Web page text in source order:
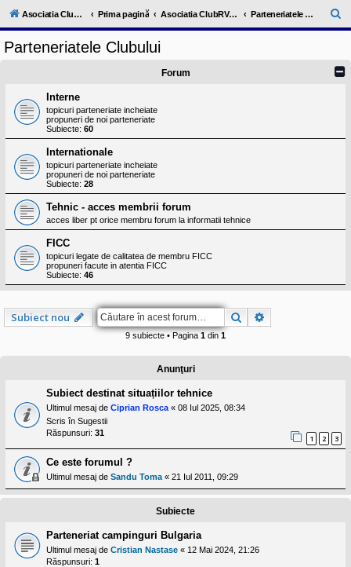
l
u
V
-
u
n
i
t
e
a
o
s
e
s
o
r
i
o
d
e
l
a
u
u
l
o
d
i
n
Asociatia ClubRV-RO Prima pagină Asociatia ClubRV-RO Parteneriatele Clubului
ă
t
Parteneriatele Clubului
Forum
Interne
topicuri parteneriate incheiate
propuneri de noi parteneriate
Subiecte: 60
Internationale
topicuri parteneriate incheiate
propuneri de noi parteneriate
Subiecte: 28
Tehnic - acces membrii forum
acces liber pt orice membru forum la informatii tehnice
FICC
topicuri legate de calitatea de membru FICC
propuneri facute in atentia FICC
Subiecte: 46
Subiect nou Căutare
9 subiecte • Pagina 1 din 1
Anunţuri
Subiect destinat situațiilor tehnice
Ultimul mesaj de Ciprian Rosca « 08 Iul 2025, 08:34
Scris în Sugestii
Răspunsuri: 31
1 2 3
Ce este forumul ?
Ultimul mesaj de Sandu Toma « 21 Iul 2011, 09:29
Subiecte
Parteneriat campinguri Bulgaria
Ultimul mesaj de Cristian Nastase « 12 Mai 2024, 21:26
Răspunsuri: 1